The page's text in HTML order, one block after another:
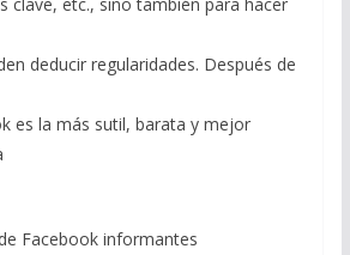
deducir regularidades. Después de
es la más sutil, barata y mejor
Facebook informantes